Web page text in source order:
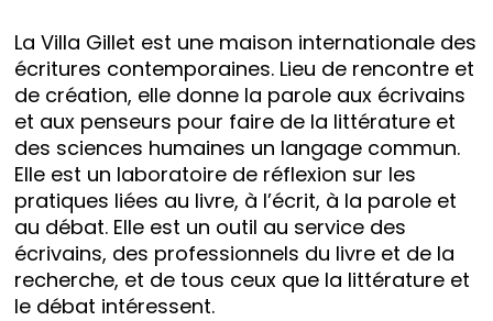
La Villa Gillet est une maison internationale des
écritures contemporaines. Lieu de rencontre et
de création, elle donne la parole aux écrivains
et aux penseurs pour faire de la littérature et
des sciences humaines un langage commun.
Elle est un laboratoire de réflexion sur les
pratiques liées au livre, à l’écrit, à la parole et
au débat. Elle est un outil au service des
écrivains, des professionnels du livre et de la
recherche, et de tous ceux que la littérature et
le débat intéressent.